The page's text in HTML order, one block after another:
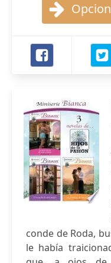
conde de Roda,
le había